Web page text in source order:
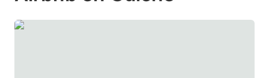
keyboard
the
keyboard